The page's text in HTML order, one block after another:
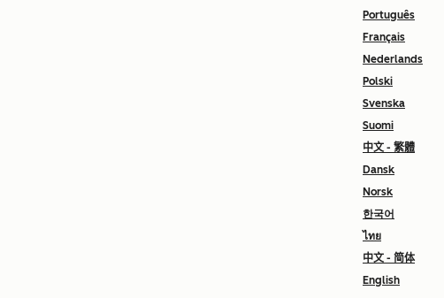
Português
Français
Nederlands
Polski
Svenska
Suomi
中文 - 繁體
Dansk
Norsk
한국어
ไทย
中文 - 简体
English